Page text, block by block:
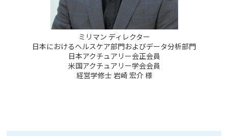
ミリマン ディレクター
日本におけるヘルスケア部門およびデータ分析部門
日本アクチュアリー会正会員
米国アクチュアリー学会会員
経営学修士 岩崎 宏介 様